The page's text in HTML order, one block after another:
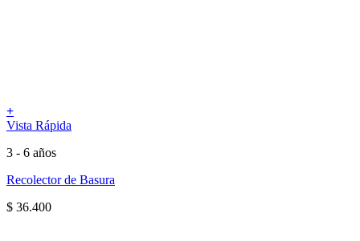
+
Vista Rápida
3 - 6 años
Recolector de Basura
$ 36.400